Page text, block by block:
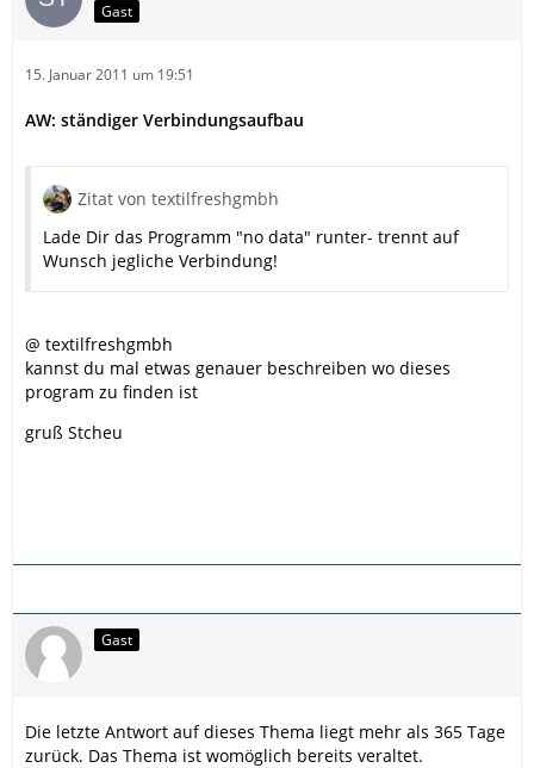
Gast
15. Januar 2011 um 19:51
AW: ständiger Verbindungsaufbau
Zitat von textilfreshgmbh
Lade Dir das Programm "no data" runter- trennt auf
Wunsch jegliche Verbindung!
@ textilfreshgmbh
kannst du mal etwas genauer beschreiben wo dieses
program zu finden ist
gruß Stcheu
Gast
Die letzte Antwort auf dieses Thema liegt mehr als 365 Tage
zurück. Das Thema ist womöglich bereits veraltet.